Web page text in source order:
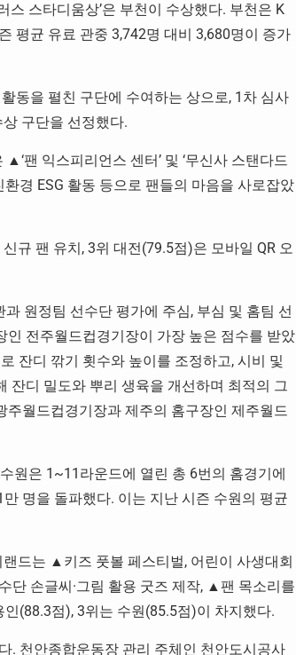
스 스타디움상’은 부천이 수상했다. 부천은 K
평균 유료 관중 3,742명 대비 3,680명이 증가
동을 펼친 구단에 수여하는 상으로, 1차 심사
구단을 선정했다.
팬 익스피리언스 센터’ 및 ‘무신사 스탠다드
경 ESG 활동 등으로 팬들의 마음을 사로잡았
규 팬 유치, 3위 대전(79.5점)은 모바일 QR 오
원정팀 선수단 평가에 주심, 부심 및 홈팀 선
전주월드컵경기장이 가장 높은 점수를 받았
잔디 깎기 횟수와 높이를 조정하고, 시비 및
잔디 밀도와 뿌리 생육을 개선하며 최적의 그
월드컵경기장과 제주의 홈구장인 제주월드
원은 1~11라운드에 열린 총 6번의 홈경기에
명을 돌파했다. 이는 지난 시즌 수원의 평균
랜드는 ▲키즈 풋볼 페스티벌, 어린이 사생대회
단 손글씨·그림 활용 굿즈 제작, ▲팬 목소리를
(88.3점), 3위는 수원(85.5점)이 차지했다.
. 천안종합운동장 관리 주체인 천안도시공사